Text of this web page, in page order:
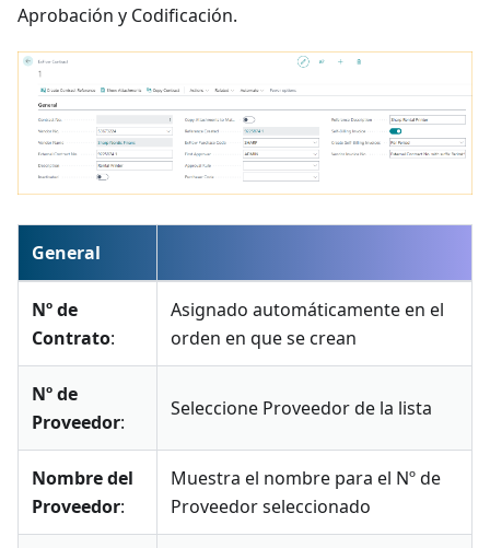
Aprobación y Codificación.
General
Nº de
Contrato:
Asignado automáticamente en el
orden en que se crean
Nº de
Proveedor:
Seleccione Proveedor de la lista
Nombre del
Proveedor:
Muestra el nombre para el Nº de
Proveedor seleccionado